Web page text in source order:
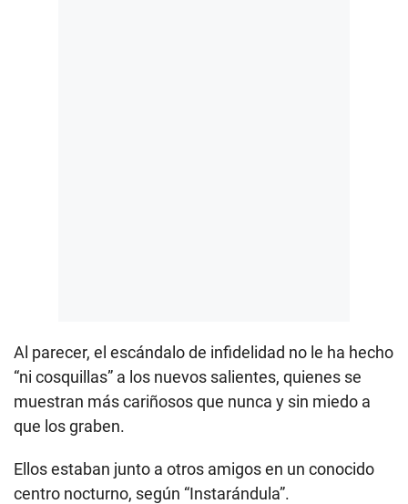
Al parecer, el escándalo de infidelidad no le ha hecho
“ni cosquillas” a los nuevos salientes, quienes se
muestran más cariñosos que nunca y sin miedo a
que los graben.
Ellos estaban junto a otros amigos en un conocido
centro nocturno, según “Instarándula”.